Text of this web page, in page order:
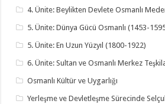
4. Ünite: Beylikten Devlete Osmanlı
5. Ünite: Dünya Gücü Osmanlı (1453-
5. Ünite: En Uzun Yüzyıl (1800-1922)
6. Ünite: Sultan ve Osmanlı Merkez
Osmanlı Kültür ve Uygarlığı
Yerleşme ve Devletleşme Sürecinde